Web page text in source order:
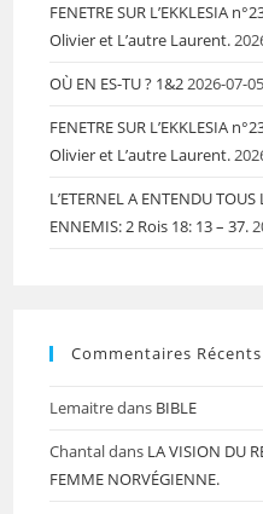
FENETRE SUR L’EKKLESIA
Olivier et L’autre Laurent.
OÙ EN ES-TU ? 1&22026-07-05
FENETRE SUR L’EKKLESIA
Olivier et L’autre Laurent.
L’ETERNEL A ENTENDU TOUS
ENNEMIS: 2 Rois 18: 13 – 37.
Commentaires Récents
Lemaitredans BIBLE
Chantaldans LA VISION DU
FEMME NORVÉGIENNE.